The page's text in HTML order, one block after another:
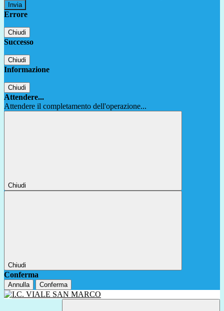
Errore
Chiudi
Successo
Chiudi
Informazione
Chiudi
Attendere...
Attendere il completamento dell'operazione...
Chiudi
Chiudi
Conferma
Annulla Conferma